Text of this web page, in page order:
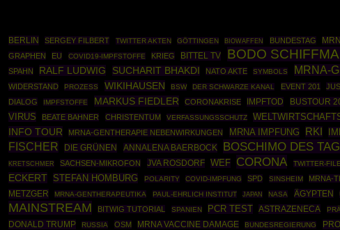
BERLIN SERGEY FILBERT TWITTER AKTEN GÖTTINGEN BIOWAFFEN BUNDESTAG
GRAPHEN EU COVID19-IMPFSTOFFE KRIEG BITTEL TV BODO
SPAHN
RALF LUDWIG SUCHARIT BHAKDI NATO AKTE SYMBOLS MRNA-
WIDERSTAND PROZESS WIKIHAUSEN BSW DER SCHWARZE KANAL EVENT 201
DIALOG
IMPFSTOFFE MARKUS FIEDLER CORONAKRISE IMPFTOD BUSTOUR
VIRUS
BEATE BAHNER CHRISTENTUM VERFASSUNGSSCHUTZ
INFO TOUR
MRNA-GENTHERAPIE NEBENWIRKUNGEN MRNA IMPFUNG RKI
FISCHER
DIE GRÜNEN ANNALENA BAERBOCK BOSCHIMO DES
KRETSCHMER SACHSEN-MIKROFON JVA ROSDORF WEF CORONA TWITTER-
ECKERT
STEFAN HOMBURG POLARITY COVID-IMPFUNG SPD SINSHEIM MRNA-
METZGER
MRNA-GENTHERAPEUTIKA PAUL-EHRLICH INSTITUT JAPAN NASA ÄGYPTEN
MAINSTREAM
BITWIG TUTORIAL SPANIEN PCR TEST ASTRAZENECA
DONALD TRUMP RUSSIA OSM MRNA VACCINE DAMAGE BUNDESREGIERUNG